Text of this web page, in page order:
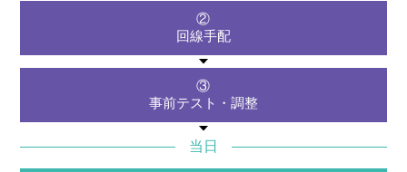
②
回線手配
③
事前テスト・ 調整
当日